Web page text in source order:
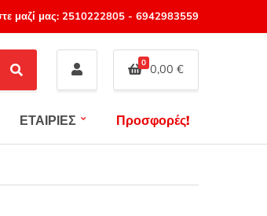
μαζί μας: 2510222805- 6942983559
S
e
c
0 0,00 €
ΕΤΑΙΡΙΕΣ Προσφορές!